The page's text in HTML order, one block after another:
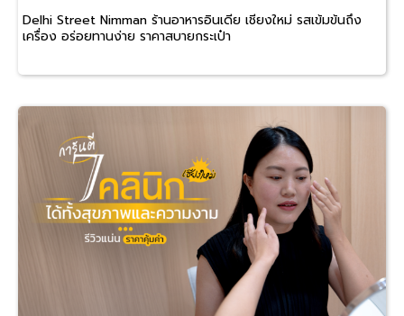
Delhi Street Nimman ร้านอาหารอินเดีย เชียงใหม่ รสเข้มข้นถึง
เครื่อง อร่อยทานง่าย ราคาสบายกระเป๋า